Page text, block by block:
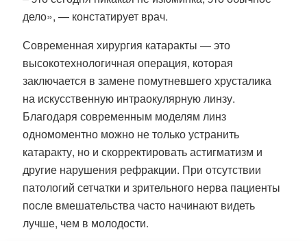
дело», — констатирует врач.
Современная хирургия катаракты — это
высокотехнологичная операция, которая
заключается в замене помутневшего хрусталика
на искусственную интраокулярную линзу.
Благодаря современным моделям линз
одномоментно можно не только устранить
катаракту, но и скорректировать астигматизм и
другие нарушения рефракции. При отсутствии
патологий сетчатки и зрительного нерва пациенты
после вмешательства часто начинают видеть
лучше, чем в молодости.